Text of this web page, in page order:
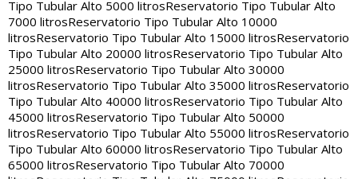
Tipo Tubular Alto 5000 litrosReservatorio Tipo Tubular Alto
7000 litrosReservatorio Tipo Tubular Alto 10000
litrosReservatorio Tipo Tubular Alto 15000 litrosReservatorio
Tipo Tubular Alto 20000 litrosReservatorio Tipo Tubular Alto
25000 litrosReservatorio Tipo Tubular Alto 30000
litrosReservatorio Tipo Tubular Alto 35000 litrosReservatorio
Tipo Tubular Alto 40000 litrosReservatorio Tipo Tubular Alto
45000 litrosReservatorio Tipo Tubular Alto 50000
litrosReservatorio Tipo Tubular Alto 55000 litrosReservatorio
Tipo Tubular Alto 60000 litrosReservatorio Tipo Tubular Alto
65000 litrosReservatorio Tipo Tubular Alto 70000